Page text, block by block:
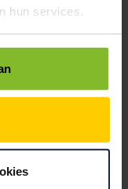
hun services.
25000
(230+80CC)